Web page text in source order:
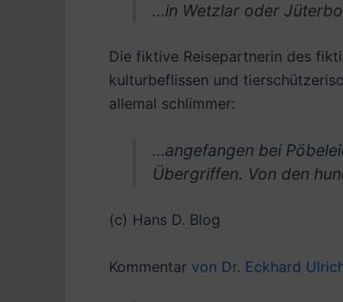
…in Wetzlar oder
Die fiktive Reisepartnerin des
kulturbeflissen und
allemal schlimmer:
…angefangen bei
Übergriffen. Von den
(c) Hans D. Blog
Kommentar von Dr. Eckhard